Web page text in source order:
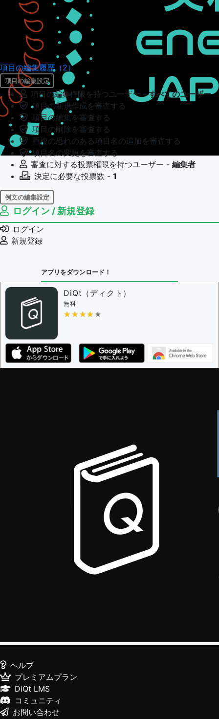
項目の編集履歴（2）
項目の編集設定
項目の編集権限を持つユーザー -すべてのユーザー
項目の新規作成を審査する
項目の編集を審査する
項目の削除を審査する
重複の恐れのある項目名の追加を審査する
項目名の変更を審査する
審査に対する投票権限を持つユーザー - 編集者
決定に必要な投票数 - 1
例文の編集設定
例文の編集権限を持つユーザー -
例文の編集を審査する
例文の削除を審査する
審査に対する投票権限を持つユーザー -
問題の編集権限を持つユーザー -
審査に対する投票権限を持つユーザー -
ザー
決定に必要な投票数 -
編集ガイドライン
ログイン / 新規登録
ログイン
新規登録
アプリをダウンロード！
DiQt（ディクト）
無料
★★★★★
★★★★★
ヘルプ
プレミアムプラン
DiQt LMS
コミュニティ
お問い合わせ